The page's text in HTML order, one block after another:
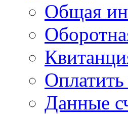
Общая
Данные